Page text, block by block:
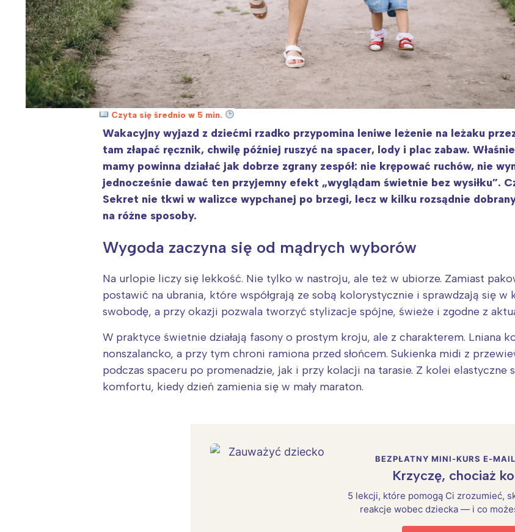
Czyta się średnio w 5 min.
Wakacyjny wyjazd z dziećmi rzadko przypomina leniwe leżenie na leżaku
tam złapać ręcznik, chwilę później ruszyć na spacer, lody i plac zabaw.
mamy powinna działać jak dobrze zgrany zespół: nie krępować ruchów, nie
jednocześnie dawać ten przyjemny efekt „wyglądam świetnie bez wysiłku”.
Sekret nie tkwi w walizce wypchanej po brzegi, lecz w kilku rozsądnie
na różne sposoby.
Wygoda zaczyna się od mądrych wyborów
Na urlopie liczy się lekkość. Nie tylko w nastroju, ale też w ubiorze. Zamiast
postawić na ubrania, które współgrają ze sobą kolorystycznie i sprawdzają się w
swobodę, a przy okazji pozwala tworzyć stylizacje spójne, świeże i zgodne z
W praktyce świetnie działają fasony o prostym kroju, ale z charakterem. Lniana
nonszalancko, a przy tym chroni ramiona przed słońcem. Sukienka midi z
podczas spaceru po promenadzie, jak i przy kolacji na tarasie. Z kolei elastyczne
komfortu, kiedy dzień zamienia się w mały maraton.
BEZPŁATNY MINI-KURS E-
Krzyczę, chociaż
5 lekcji, które pomogą Ci zrozumieć,
reakcje wobec dziecka — i co